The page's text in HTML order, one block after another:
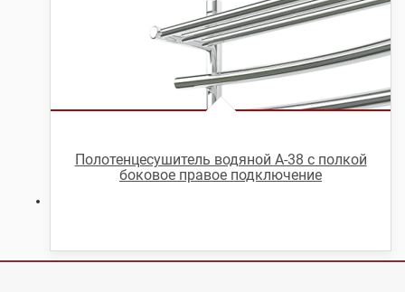
Полотенцесушитель водяной А-38 с полкой
боковое правое подключение